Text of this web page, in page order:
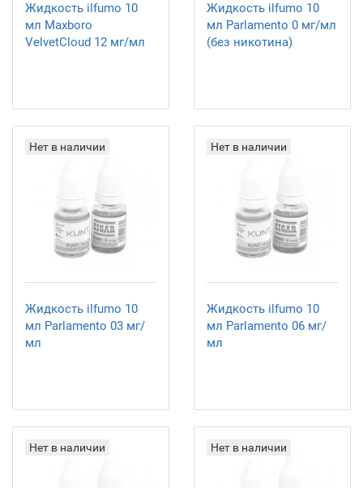
Жидкость ilfumo 10
мл Maxboro
VelvetCloud 12 мг/мл
Жидкость ilfumo 10
мл Parlamento 0 мг/мл
(без никотина)
Нет в наличии
Жидкость ilfumo 10
мл Parlamento 03 мг/
мл
Нет в наличии
Жидкость ilfumo 10
мл Parlamento 06 мг/
мл
Нет в наличии Нет в наличии